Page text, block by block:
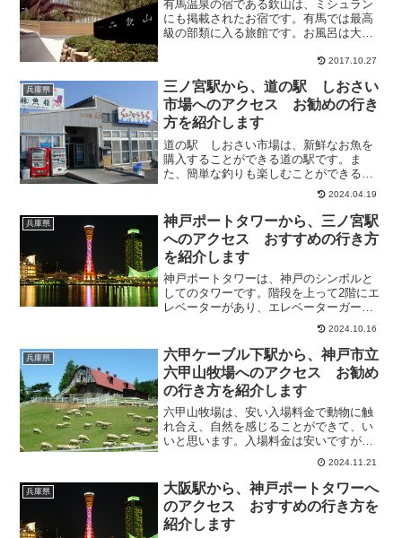
有馬温泉の宿である欽山は、ミシュラン
にも掲載されたお宿です。有馬では最高
級の部類に入る旅館です。お風呂は大浴
す。食事についてはミシュランを取って
いるだけあり、とても美味しいですよ。
新大阪駅から、有馬温泉欽山...
2017.10.27
兵庫県
三ノ宮駅から、道の駅 しおさい
市場へのアクセス お勧めの行き
方を紹介します
道の駅 しおさい市場は、新鮮なお魚を
購入することができる道の駅です。ま
た、簡単な釣りも楽しむことができるの
で、おすすめのスポットです。小あじが
入れ食いで釣れ、とても面白かったが、
いわしは見えるだけで、一匹も釣れず。
１時間程、立ち寄るにはコス...
2024.04.19
兵庫県
神戸ポートタワーから、三ノ宮駅
へのアクセス おすすめの行き方
を紹介します
神戸ポートタワーは、神戸のシンボルと
してのタワーです。階段を上って2階にエ
レベーターがあり、エレベーターガール
がいました。展望エリアに行くと、さら
に階段で上に行けます。そこで今回は、
神戸ポートタワーから、三ノ宮駅へのア
クセス方法について、あ...
2024.10.16
兵庫県
六甲ケーブル下駅から、神戸市立
六甲山牧場へのアクセス お勧め
の行き方を紹介します
六甲山牧場は、安い入場料金で動物に触
れ合え、自然を感じることができて、い
いと思います。入場料金は安いですが、
動物のエサやりや乗馬は、少し割高感を
感じました。そこで今回は、六甲ケーブ
ル下駅から、神戸市立六甲山牧場へのア
クセス方法について、紹介...
2024.11.21
兵庫県
大阪駅から、神戸ポートタワーへ
のアクセス おすすめの行き方を
紹介します